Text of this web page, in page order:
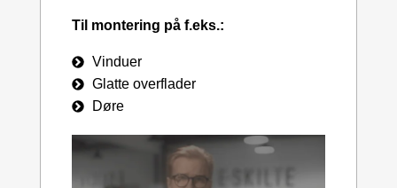
Til montering på f.eks.:
Vinduer
Glatte overflader
Døre